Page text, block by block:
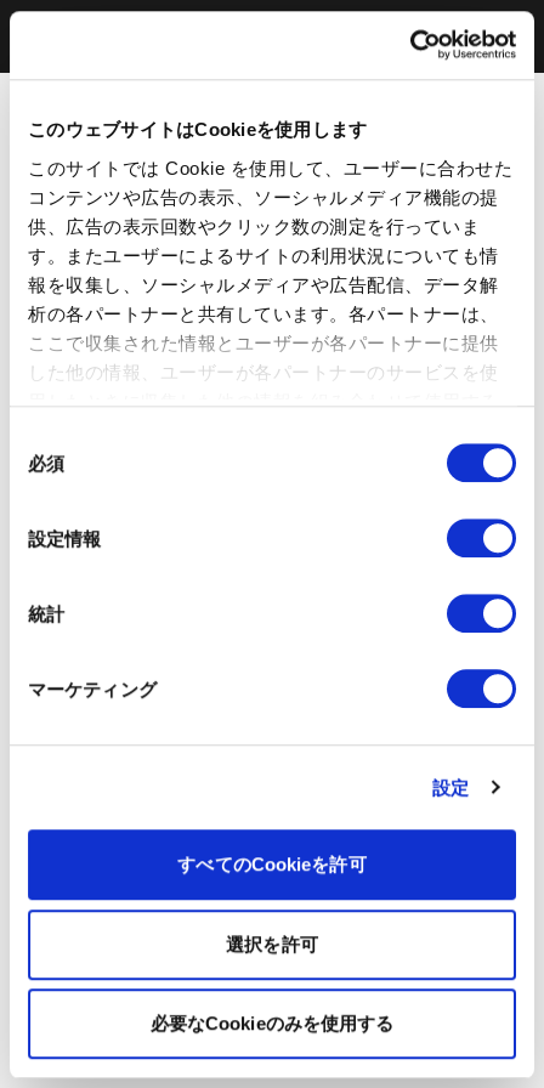
このウェブサイトはCookieを使用します
このサイトでは Cookie を使用して、ユーザーに合わせた
コンテンツや広告の表示、ソーシャルメディア機能の提
供、広告の表示回数やクリック数の測定を行っていま
す。またユーザーによるサイトの利用状況についても情
報を収集し、ソーシャルメディアや広告配信、データ解
析の各パートナーと共有しています。各パートナーは、
ここで収集された情報とユーザーが各パートナーに提供
した他の情報、ユーザーが各パートナーのサービスを使
ッキーに同意したことになります。
必須
設定情報
統計
マーケティング
設定
すべてのCookieを許可
選択を許可
必要なCookieのみを使用する